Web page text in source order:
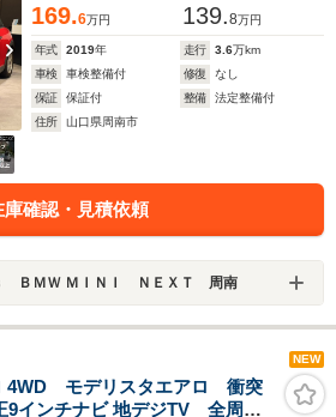
169.6万円 139.8万円
年式 2019年 走行 3.6万km
車検
車検整備付 修復
なし
保証
保証付 整備
法定整備付
住所
山口県周南市
庫確認・見積依頼
ＢＭＷ ＭＩＮＩ ＮＥＸＴ 周南
NEW
4WD モデリスタエアロ 衝突
インチナビ 地デジTV 全周囲